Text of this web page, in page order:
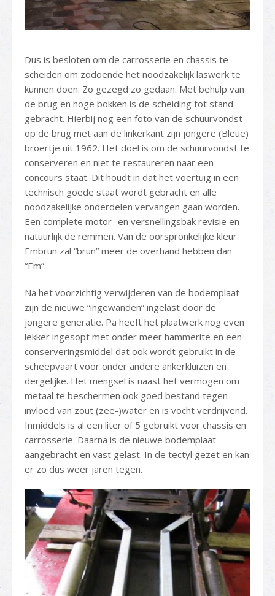
Dus is besloten om de carrosserie en chassis te
scheiden om zodoende het noodzakelijk laswerk te
kunnen doen. Zo gezegd zo gedaan. Met behulp van
de brug en hoge bokken is de scheiding tot stand
gebracht. Hierbij nog een foto van de schuurvondst
op de brug met aan de linkerkant zijn jongere (Bleue)
broertje uit 1962. Het doel is om de schuurvondst te
conserveren en niet te restaureren naar een
concours staat. Dit houdt in dat het voertuig in een
technisch goede staat wordt gebracht en alle
noodzakelijke onderdelen vervangen gaan worden.
Een complete motor- en versnellingsbak revisie en
natuurlijk de remmen. Van de oorspronkelijke kleur
Embrun zal “brun” meer de overhand hebben dan
“Em”.
Na het voorzichtig verwijderen van de bodemplaat
zijn de nieuwe “ingewanden” ingelast door de
jongere generatie. Pa heeft het plaatwerk nog even
lekker ingesopt met onder meer hammerite en een
conserveringsmiddel dat ook wordt gebruikt in de
scheepvaart voor onder andere ankerkluizen en
dergelijke. Het mengsel is naast het vermogen om
metaal te beschermen ook goed bestand tegen
invloed van zout (zee-)water en is vocht verdrijvend.
Inmiddels is al een liter of 5 gebruikt voor chassis en
carrosserie. Daarna is de nieuwe bodemplaat
aangebracht en vast gelast. In de tectyl gezet en kan
er zo dus weer jaren tegen.